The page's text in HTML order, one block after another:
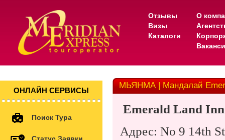
Отзывы
Визы
Каталоги
О
ОНЛАЙН СЕРВИСЫ
Поиск Тура
Статус Заявки
МЬЯНМА | Мандалай
Emerald Land
Адрес: No 9 14th